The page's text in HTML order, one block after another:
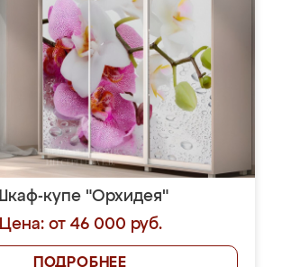
купе "Орхидея"
Цена: от 46 000 руб.
ПОДРОБНЕЕ